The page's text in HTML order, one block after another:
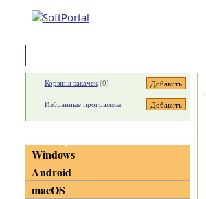
Корзина закачек(0)
Избранные программы
Windows
Android
macOS